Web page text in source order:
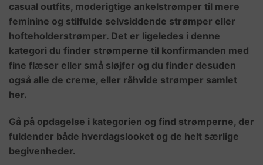
casual outfits, moderigtige ankelstrømper til mere
feminine og stilfulde selvsiddende strømper eller
hofteholderstrømper. Det er ligeledes i denne
kategori du finder strømperne til konfirmanden med
fine flæser eller små sløjfer og du finder desuden
også alle de creme, eller råhvide strømper samlet
her.
Gå på opdagelse i kategorien og find strømperne, der
fuldender både hverdagslooket og de helt særlige
begivenheder.